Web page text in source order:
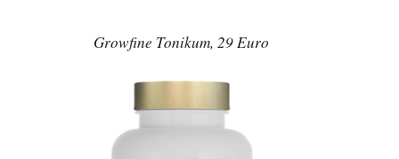
Growfine Tonikum, 29 Euro